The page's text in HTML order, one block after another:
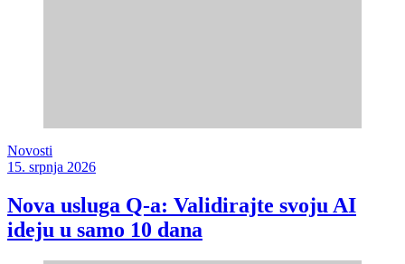
Novosti
15. srpnja 2026
Nova usluga Q-a: Validirajte svoju AI
ideju u samo 10 dana